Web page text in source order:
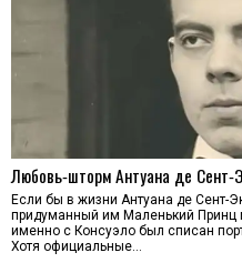
Любовь‑шторм Антуана де
Если бы в жизни Антуана де Сент-
придуманный им Маленький Принц
именно с Консуэло был списан
Хотя официальные…